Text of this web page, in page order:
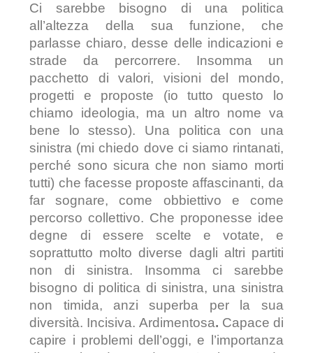
Ci sarebbe bisogno di una politica
all’altezza della sua funzione, che
parlasse chiaro, desse delle indicazioni e
strade da percorrere. Insomma un
pacchetto di valori, visioni del mondo,
progetti e proposte (io tutto questo lo
chiamo ideologia, ma un altro nome va
bene lo stesso). Una politica con una
sinistra (mi chiedo dove ci siamo rintanati,
perché sono sicura che non siamo morti
tutti) che facesse proposte affascinanti, da
far sognare, come obbiettivo e come
percorso collettivo. Che proponesse idee
degne di essere scelte e votate, e
soprattutto molto diverse dagli altri partiti
non di sinistra. Insomma ci sarebbe
bisogno di politica di sinistra, una sinistra
non timida, anzi superba per la sua
diversità. Incisiva. Ardimentosa. Capace di
capire i problemi dell’oggi, e l’importanza